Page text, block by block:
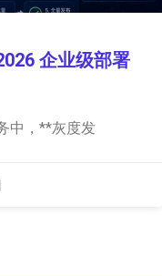
企业级部署
中，**灰度发